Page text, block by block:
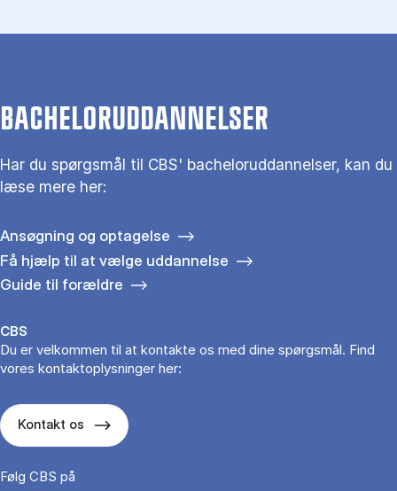
BACHELORUDDANNELSER
Har du spørgsmål til CBS' bacheloruddannelser, kan du
læse mere her:
Ansøgning og optagelse
Få hjælp til at vælge uddannelse
Guide til forældre
CBS
Du er velkommen til at kontakte os med dine spørgsmål. Find
vores kontaktoplysninger her:
Kontakt os
Følg CBS på